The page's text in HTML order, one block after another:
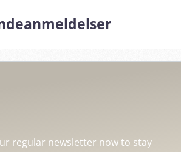
regular newsletter now to stay